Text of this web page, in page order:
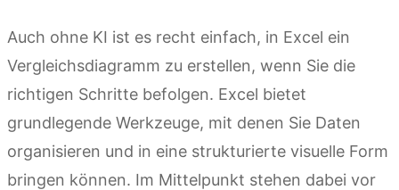
Auch ohne KI ist es recht einfach, in Excel ein
Vergleichsdiagramm zu erstellen, wenn Sie die
richtigen Schritte befolgen. Excel bietet
grundlegende Werkzeuge, mit denen Sie Daten
organisieren und in eine strukturierte visuelle Form
bringen können. Im Mittelpunkt stehen dabei vor